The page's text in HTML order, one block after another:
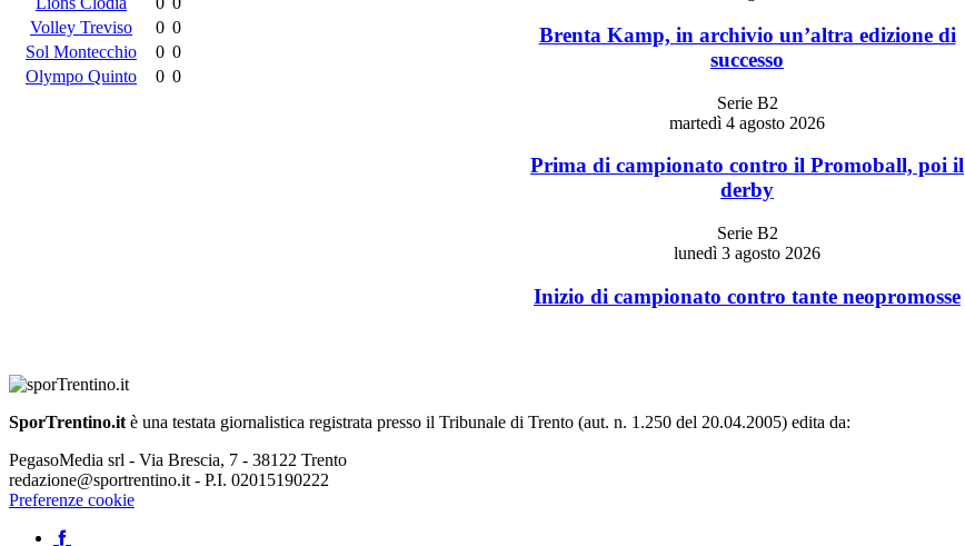
Volley Treviso
0 0
Sol Montecchio
0 0
Olympo Quinto
0 0
Brenta Kamp, in archivio un’altra edizione di
successo
Serie B2
martedì 4 agosto 2026
Prima di campionato contro il Promoball, poi il
derby
Serie B2
lunedì 3 agosto 2026
Inizio di campionato contro tante neopromosse
SporTrentino.it è una testata giornalistica registrata presso il Tribunale di Trento (aut. n. 1.250 del 20.04.2005) edita da:
PegasoMedia srl - Via Brescia, 7 - 38122 Trento
redazione@sportrentino.it - P.I. 02015190222
Preferenze cookie